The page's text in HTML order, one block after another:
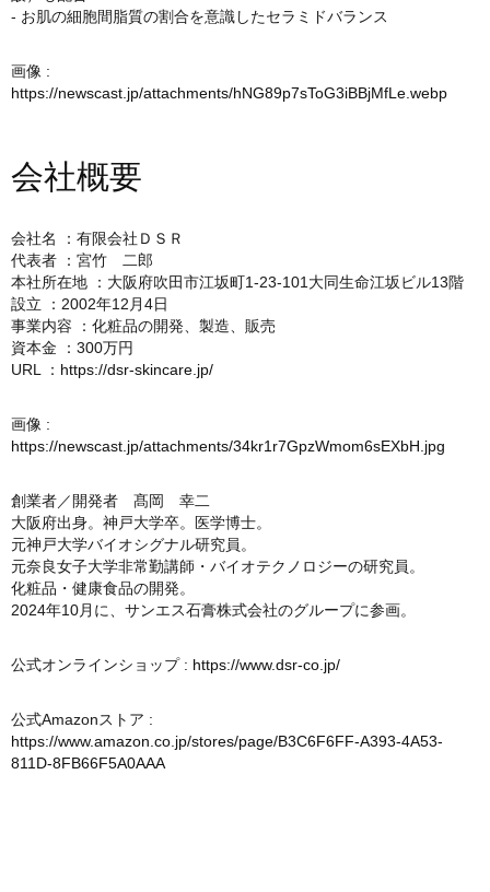
- お肌の細胞間脂質の割合を意識したセラミドバランス
画像 :
https://newscast.jp/attachments/hNG89p7sToG3iBBjMfLe.webp
会社概要
会社名 ：有限会社ＤＳＲ
代表者 ：宮竹 二郎
本社所在地 ：大阪府吹田市江坂町1-23-101大同生命江坂ビル13階
設立 ：2002年12月4日
事業内容 ：化粧品の開発、製造、販売
資本金 ：300万円
URL ： https://dsr-skincare.jp/
画像 :
https://newscast.jp/attachments/34kr1r7GpzWmom6sEXbH.jpg
創業者／開発者 髙岡 幸二
大阪府出身。神戸大学卒。医学博士。
元神戸大学バイオシグナル研究員。
元奈良女子大学非常勤講師・バイオテクノロジーの研究員。
化粧品・健康食品の開発。
2024年10月に、サンエス石膏株式会社のグループに参画。
公式オンラインショップ : https://www.dsr-co.jp/
公式Amazonストア :
https://www.amazon.co.jp/stores/page/B3C6F6FF-A393-4A53-
811D-8FB66F5A0AAA